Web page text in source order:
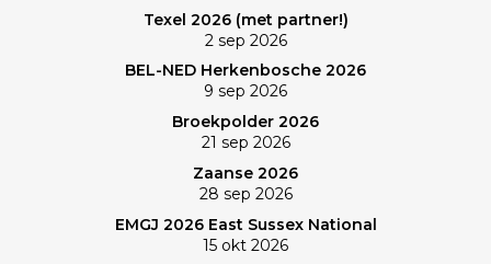
Texel 2026 (met partner!)
2 sep 2026
BEL-NED Herkenbosche 2026
9 sep 2026
Broekpolder 2026
21 sep 2026
Zaanse 2026
28 sep 2026
EMGJ 2026 East Sussex National
15 okt 2026